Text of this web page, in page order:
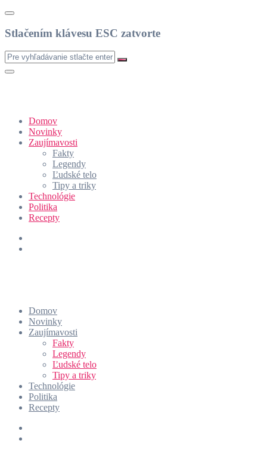
Stlačením klávesu ESC zatvorte
Domov
Novinky
Zaujímavosti
Fakty
Legendy
Ľudské telo
Tipy a triky
Technológie
Politika
Recepty
Domov
Novinky
Zaujímavosti
Fakty
Legendy
Ľudské telo
Tipy a triky
Technológie
Politika
Recepty